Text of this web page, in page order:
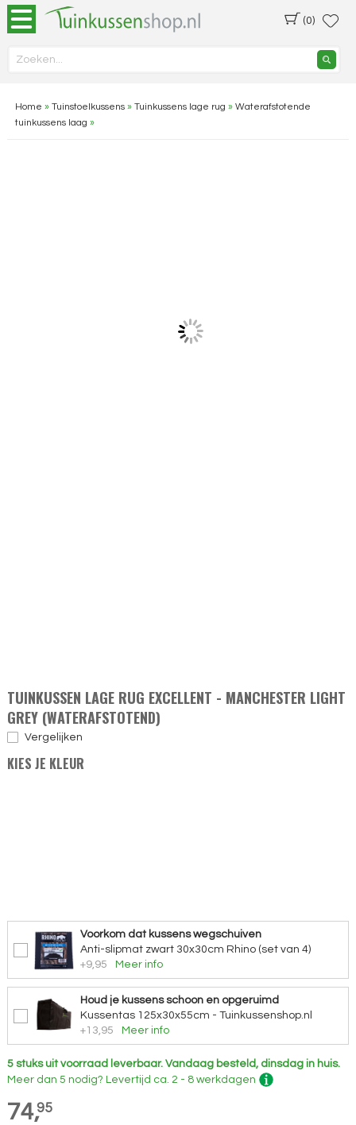
(0)
Home » Tuinstoelkussens» Tuinkussens lage rug » Waterafstotende
tuinkussens laag »
TUINKUSSEN LAGE RUG EXCELLENT - MANCHESTER LIGHT
GREY (WATERAFSTOTEND)
Vergelijken
KIES JE KLEUR
Voorkom dat kussens wegschuiven
Anti-slipmat zwart 30x30cm Rhino (set van 4)
+9,95
Meer info
Houd je kussens schoon en opgeruimd
Kussentas 125x30x55cm - Tuinkussenshop.nl
+13,95
Meer info
5 stuks uit voorraad leverbaar. Vandaag besteld, dinsdag in huis.
Meer dan 5 nodig? Levertijd ca. 2 - 8 werkdagen
74,95